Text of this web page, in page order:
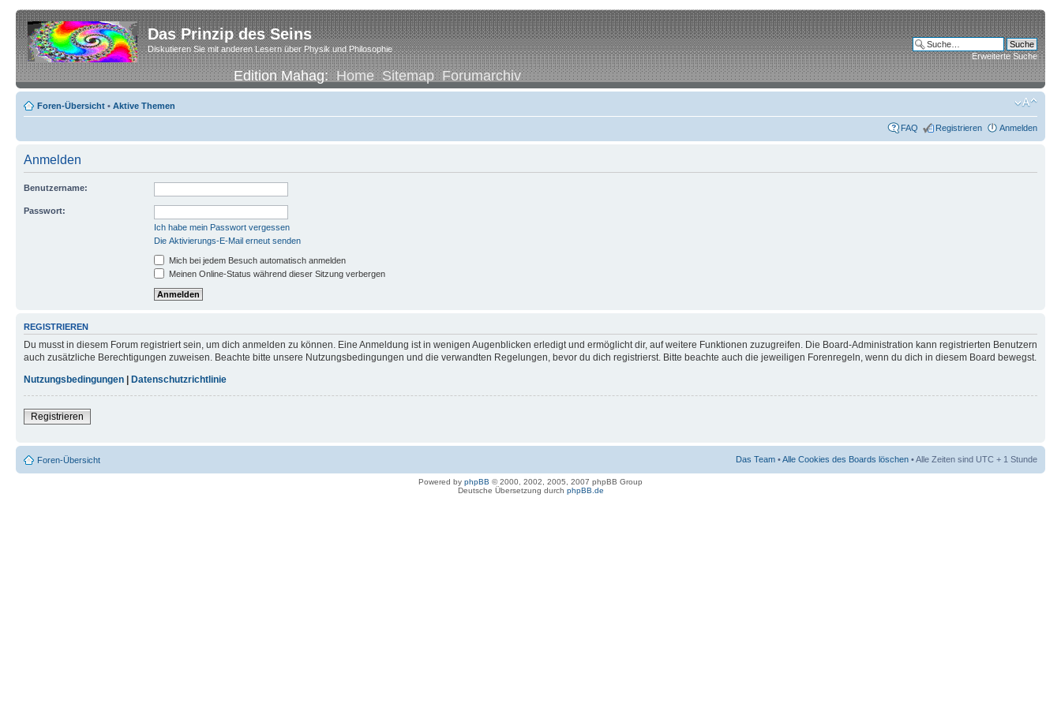
Das Prinzip des Seins
Diskutieren Sie mit anderen Lesern über Physik und Philosophie
Edition Mahag:Home Sitemap Forumarchiv
Erweiterte Suche
Foren-Übersicht • Aktive Themen
FAQ Registrieren Anmelden
Anmelden
Benutzername:
Passwort:
Ich habe mein Passwort vergessen
Die Aktivierungs-E-Mail erneut senden
Mich bei jedem Besuch automatisch anmelden
Meinen Online-Status während dieser Sitzung verbergen
REGISTRIEREN
Du musst in diesem Forum registriert sein, um dich anmelden zu können. Eine Anmeldung ist in wenigen Augenblicken erledigt und ermöglicht dir, auf weitere Funktionen zuzugreifen. Die Board-Administration kann registrierten Benutzern
auch zusätzliche Berechtigungen zuweisen. Beachte bitte unsere Nutzungsbedingungen und die verwandten Regelungen, bevor du dich registrierst. Bitte beachte auch die jeweiligen Forenregeln, wenn du dich in diesem Board bewegst.
Nutzungsbedingungen
Datenschutzrichtlinie
Registrieren
Foren-Übersicht Das Team •Alle Cookies des Boards löschen • Alle Zeiten sind UTC + 1 Stunde
Powered by phpBB © 2000, 2002, 2005, 2007 phpBB Group
Deutsche Übersetzung durch phpBB.de